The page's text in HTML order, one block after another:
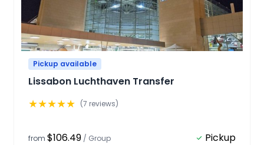
Pickup available
Lissabon Luchthaven Transfer
★★★★★ (7 reviews)
from $106.49 / Group Pickup